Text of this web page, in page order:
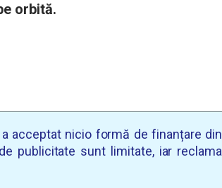
orbită.
acceptat nicio formă de finanțare din
publicitate sunt limitate, iar reclama